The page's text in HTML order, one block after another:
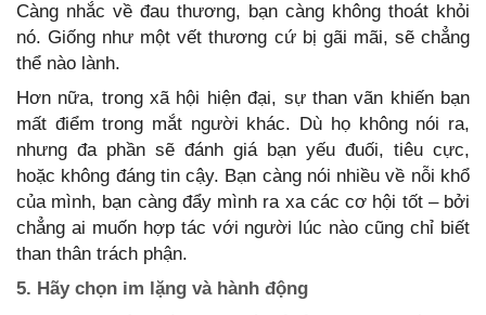
Càng nhắc về đau thương, bạn càng không thoát khỏi
nó. Giống như một vết thương cứ bị gãi mãi, sẽ chẳng
thể nào lành.
Hơn nữa, trong xã hội hiện đại, sự than vãn khiến bạn
mất điểm trong mắt người khác. Dù họ không nói ra,
nhưng đa phần sẽ đánh giá bạn yếu đuối, tiêu cực,
hoặc không đáng tin cậy. Bạn càng nói nhiều về nỗi khổ
của mình, bạn càng đẩy mình ra xa các cơ hội tốt – bởi
chẳng ai muốn hợp tác với người lúc nào cũng chỉ biết
than thân trách phận.
5. Hãy chọn im lặng và hành động